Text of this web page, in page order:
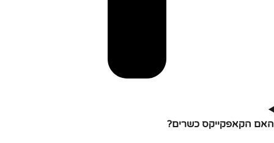
האם הקאפקייקס כשרים?